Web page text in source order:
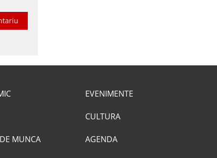
MUNCA
EVENIMENTE
CULTURA
AGENDA